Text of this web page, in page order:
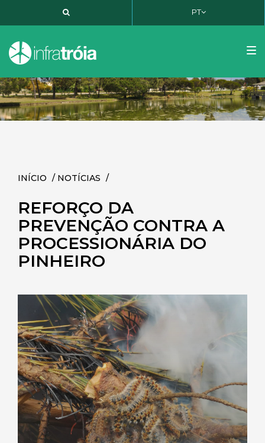
PT
INÍCIO / NOTÍCIAS /
REFORÇO DA
PREVENÇÃO CONTRA A
PROCESSIONÁRIA DO
PINHEIRO